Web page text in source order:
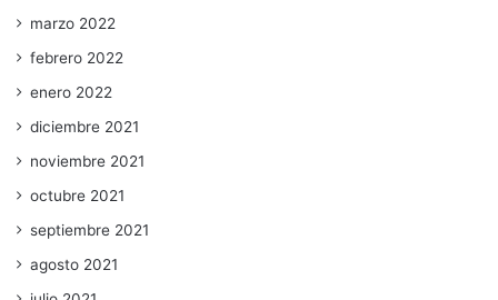
marzo 2022
febrero 2022
enero 2022
diciembre 2021
noviembre 2021
octubre 2021
septiembre 2021
agosto 2021